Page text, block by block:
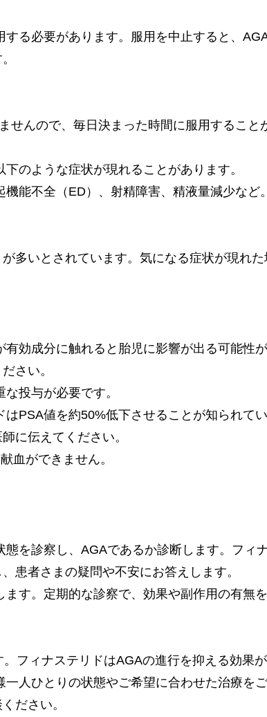
る必要があります。服用を中止すると、
んので、毎日決まった時間に服用すること
のような症状が現れることがあります。
能不全（ED）、射精障害、精液量減少など。
多いとされています。気になる症状が現れ
効成分に触れると胎児に影響が出る可能性
さい。
投与が必要です。
PSA値を約50%低下させることが知られて
に伝えてください。
血ができません。
を診察し、AGAであるか診断します。フィ
患者さまの疑問や不安にお答えします。
す。定期的な診察で、効果や副作用の有無
フィナステリドはAGAの進行を抑える効果
人ひとりの状態やご希望に合わせた治療を
ださい。